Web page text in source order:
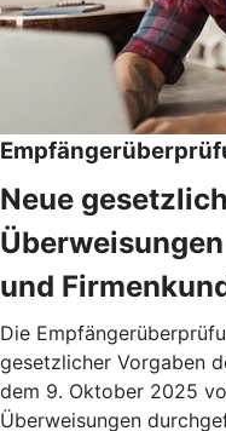
Neue
und
Die
gesetzlicher Vorgaben
dem 9. Oktober 2025
Überweisungen